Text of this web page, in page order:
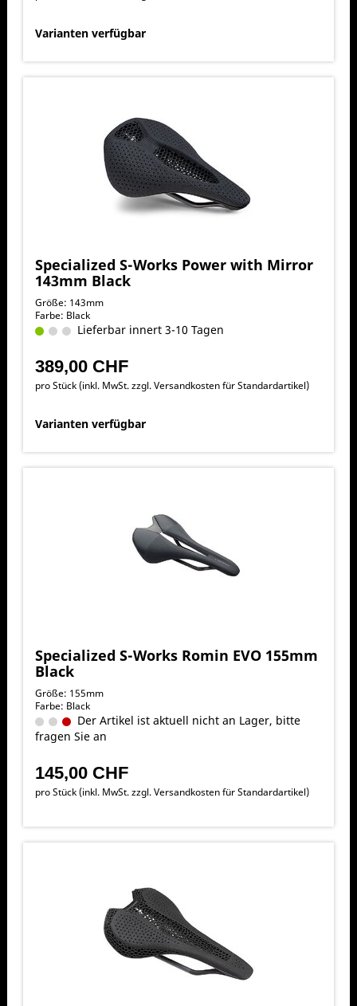
Varianten verfügbar
Specialized S-Works Power with Mirror
143mm Black
Größe: 143mm
Farbe: Black
Lieferbar innert 3-10 Tagen
389,00 CHF
pro Stück (inkl. MwSt. zzgl.Versandkosten für Standardartikel)
Varianten verfügbar
Specialized S-Works Romin EVO 155mm
Black
Größe: 155mm
Farbe: Black
Der Artikel ist aktuell nicht an Lager, bitte
fragen Sie an
145,00 CHF
pro Stück (inkl. MwSt. zzgl.Versandkosten für Standardartikel)